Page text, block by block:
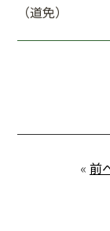
（道免）
« 前